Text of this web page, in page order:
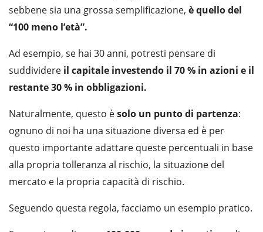
sebbene sia una grossa semplificazione, è quello del
“100 meno l’età”.
Ad esempio, se hai 30 anni, potresti pensare di
suddividere il capitale investendo il 70 % in azioni e il
restante 30 % in obbligazioni.
Naturalmente, questo èsolo un punto di partenza:
ognuno di noi ha una situazione diversa ed è per
questo importante adattare queste percentuali in base
alla propria tolleranza al rischio, la situazione del
mercato e la propria capacità di rischio.
Seguendo questa regola, facciamo un esempio pratico.